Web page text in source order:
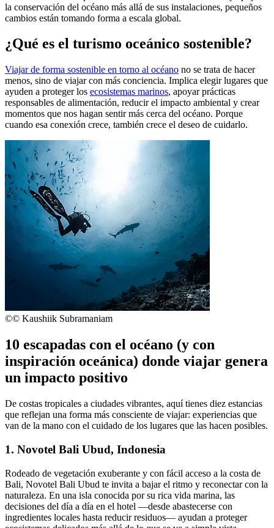
la conservación del océano más allá de sus instalaciones, pequeños
cambios están tomando forma a escala global.
¿Qué es el turismo oceánico sostenible?
Viajar de forma sostenible en torno al océano no se trata de hacer
menos, sino de viajar con más conciencia. Implica elegir lugares que
ayuden a proteger los ecosistemas marinos, apoyar prácticas
responsables de alimentación, reducir el impacto ambiental y crear
momentos que nos hagan sentir más cerca del océano. Porque
cuando esa conexión crece, también crece el deseo de cuidarlo.
©© Kaushiik Subramaniam
10 escapadas con el océano (y con
inspiración oceánica) donde viajar genera
un impacto positivo
De costas tropicales a ciudades vibrantes, aquí tienes diez estancias
que reflejan una forma más consciente de viajar: experiencias que
van de la mano con el cuidado de los lugares que las hacen posibles.
1. Novotel Bali Ubud, Indonesia
Rodeado de vegetación exuberante y con fácil acceso a la costa de
Bali, Novotel Bali Ubud te invita a bajar el ritmo y reconectar con la
naturaleza. En una isla conocida por su rica vida marina, las
decisiones del día a día en el hotel —desde abastecerse con
ingredientes locales hasta reducir residuos— ayudan a proteger